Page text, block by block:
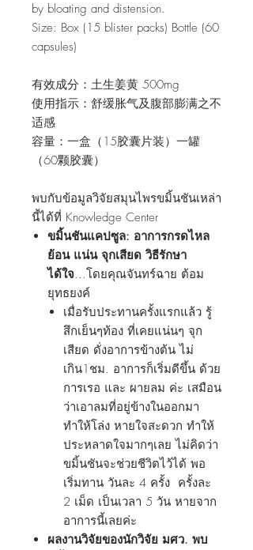
by bloating and distension.
Size: Box (15 blister packs) Bottle (60
capsules)
有效成分：土生姜黄 500mg
使用指示：舒缓胀气及腹部膨满之不
适感
容量：一盒（15胶囊片装）一罐
（60颗胶囊）
พบกับข้อมูลวิจัยสมุนไพรขมิ้นชันเหล่า
นี้ได้ที่ Knowledge Center
ขมิ้นชันแคปซูล: อาการกรดไหล
ย้อน แน่น จุกเสียด วิธีรักษา
ได้ใจ...โดยคุณจันทร์ฉาย ต้อม
ยุทธยงค์
เมื่อรับประทานครั้งแรกแล้ว รู้
สึกเย็นๆท้อง ที่เคยแน่นๆ จุก
เสียด ดั่งอาการข้างต้น ไม่
เกิน1ชม. อาการก็เริ่มดีขึ้น ด้วย
การเรอ และ ผายลม ค่ะ เสมือน
ว่าเอาลมที่อยู่ข้างในออกมา
ทำให้โล่ง หายใจสะดวก ทำให้
ประหลาดใจมากๆเลย ไม่คิดว่า
ขมิ้นชันจะช่วยชีวิตไว้ได้ พอ
เริ่มทาน วันละ 4 ครั้ง ครั้งละ
2 เม็ด เป็นเวลา 5 วัน หายจาก
อาการนี้เลยค่ะ
ผลงานวิจัยของนักวิจัย มศว. พบ